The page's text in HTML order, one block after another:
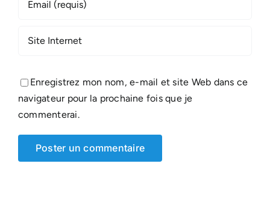
Enregistrez mon nom, e-mail et site Web dans ce
navigateur pour la prochaine fois que je
commenterai.